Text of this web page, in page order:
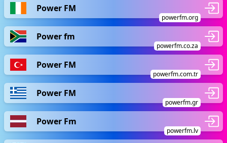
Power FM
powerfm.org
Power fm
powerfm.co.za
Power FM
powerfm.com.tr
Power FM
powerfm.gr
Power Fm
powerfm.lv